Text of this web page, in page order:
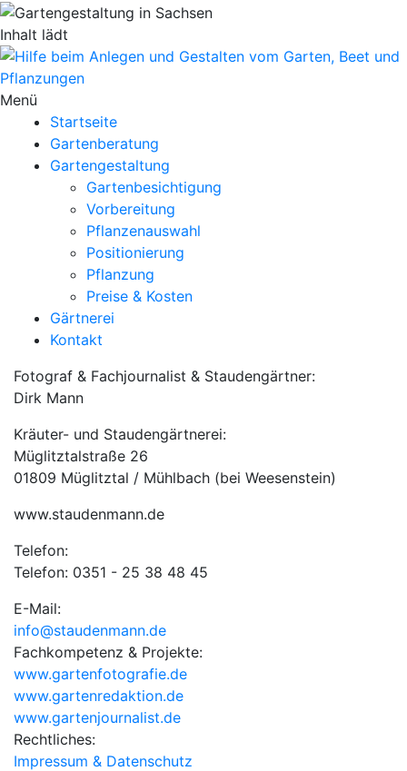
Inhalt lädt
Menü
Startseite
Gartenberatung
Gartengestaltung
Gartenbesichtigung
Vorbereitung
Pflanzenauswahl
Positionierung
Pflanzung
Preise & Kosten
Gärtnerei
Kontakt
Fotograf & Fachjournalist & Staudengärtner:
Dirk Mann
Kräuter- und Staudengärtnerei:
Müglitztalstraße 26
01809 Müglitztal / Mühlbach (bei Weesenstein)
www.staudenmann.de
Telefon:
Telefon: 0351 - 25 38 48 45
E-Mail:
info@staudenmann.de
Fachkompetenz & Projekte:
www.gartenfotografie.de
www.gartenredaktion.de
www.gartenjournalist.de
Rechtliches:
Impressum & Datenschutz